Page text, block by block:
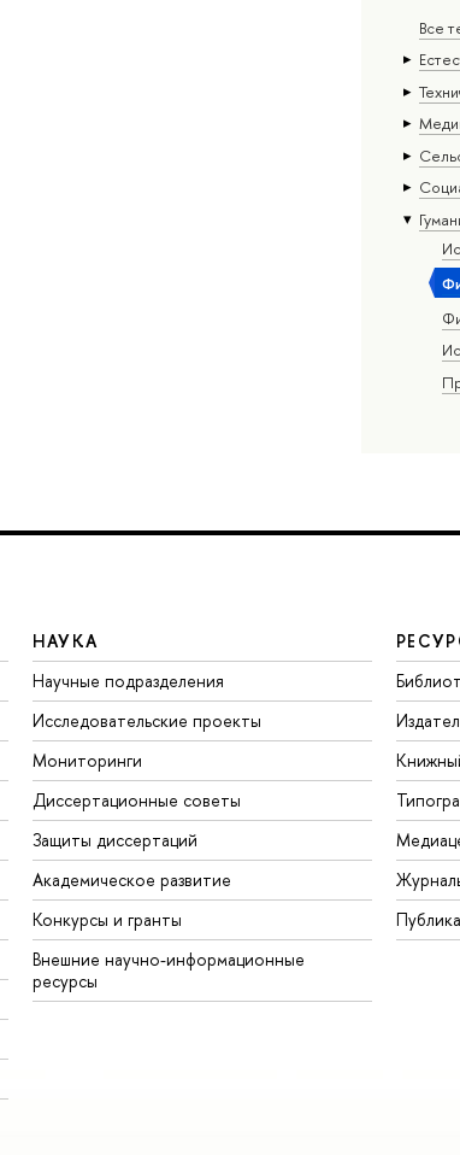
Все
НАУКА
Научные подразделения
Исследовательские проекты
Мониторинги
Диссертационные советы
Защиты диссертаций
Академическое развитие
Конкурсы и гранты
Внешние научно-информационные
ресурсы